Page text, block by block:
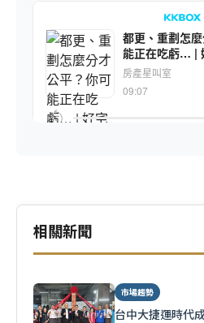
相關新聞
市場趨勢
台中大捷運時代